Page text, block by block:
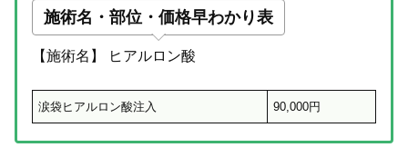
施術名・部位・価格早わかり表
【施術名】 ヒアルロン酸
涙袋ヒアルロン酸注入 90,000円